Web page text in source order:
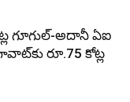
గూగుల్-అదానీ ఏఐ
రూ.75 కోట్ల